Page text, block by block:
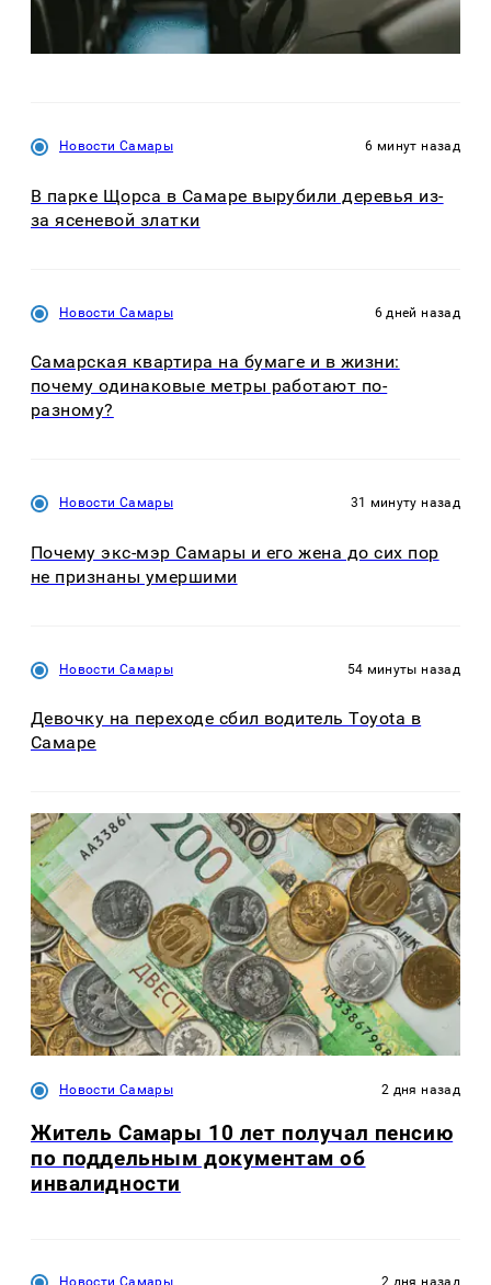
Новости Самары 6 минут назад
В парке Щорса в Самаре вырубили деревья из-
за ясеневой златки
Новости Самары 6 дней назад
Самарская квартира на бумаге и в жизни:
почему одинаковые метры работают по-
разному?
Новости Самары 31 минуту назад
Почему экс-мэр Самары и его жена до сих пор
не признаны умершими
Новости Самары 54 минуты назад
Девочку на переходе сбил водитель Toyota в
Самаре
Новости Самары 2 дня назад
Житель Самары 10 лет получал пенсию
по поддельным документам об
инвалидности
Новости Самары 2 дня назад